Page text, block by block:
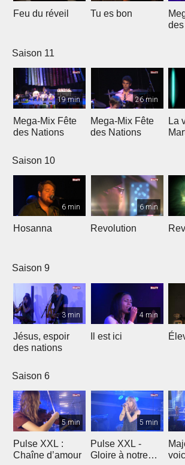
Feu du réveil Tu es bon
Saison 11
19 min
Mega-Mix Fête
des Nations
26 min
Mega-Mix Fête
des Nations
La
Saison 10
6 min
Hosanna
6 min
Revolution
Saison 9
3 min
Jésus, espoir
des nations
4 min
Il est ici
Saison 6
5 min
Pulse XXL :
Chaîne d’amour
5 min
Pulse XXL -
Gloire à notre